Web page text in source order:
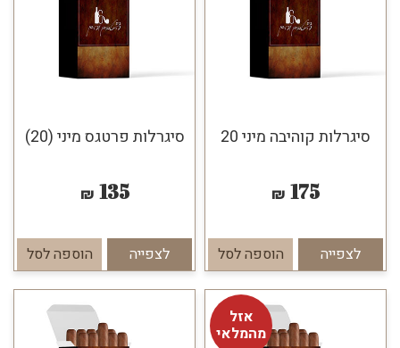
סיגרלות קוהיבה מיני 20
175
₪
לצפייה הוספה לסל
סיגרלות פרטגס מיני (20)
135
₪
לצפייה הוספה לסל
אזל
מהמלאי